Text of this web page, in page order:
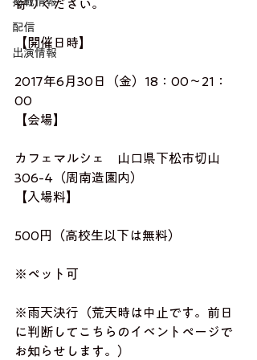
配信
出演情報
寄りください。
【開催日時】
2017年6月30日（金）18：00～21：
00
【会場】
カフェマルシェ　山口県下松市切山
306-4（周南造園内）
【入場料】
500円（高校生以下は無料）
※ペット可
※雨天決行（荒天時は中止です。前日
に判断してこちらのイベントページで
お知らせします。）